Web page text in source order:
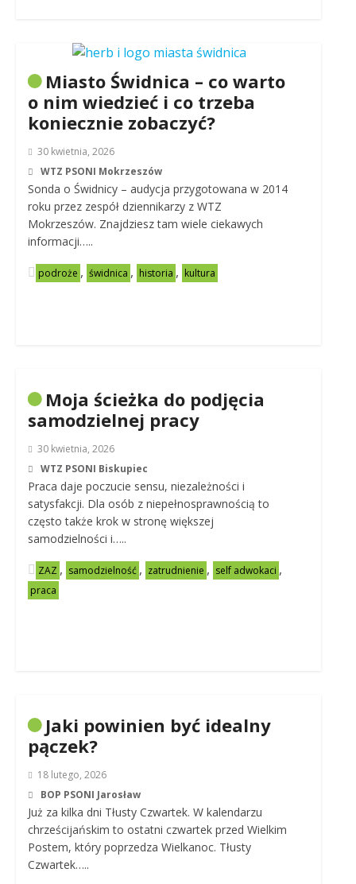
Miasto Świdnica – co warto
o nim wiedzieć i co trzeba
koniecznie zobaczyć?
30 kwietnia, 2026
WTZ PSONI Mokrzeszów
Sonda o Świdnicy – audycja przygotowana w 2014
roku przez zespół dziennikarzy z WTZ
Mokrzeszów. Znajdziesz tam wiele ciekawych
informacji…..
podroże , świdnica , historia , kultura
Moja ścieżka do podjęcia
samodzielnej pracy
30 kwietnia, 2026
WTZ PSONI Biskupiec
Praca daje poczucie sensu, niezależności i
satysfakcji. Dla osób z niepełnosprawnością to
często także krok w stronę większej
samodzielności i…..
ZAZ , samodzielność , zatrudnienie , self adwokaci ,
praca
Jaki powinien być idealny
pączek?
18 lutego, 2026
BOP PSONI Jarosław
Już za kilka dni Tłusty Czwartek. W kalendarzu
chrześcijańskim to ostatni czwartek przed Wielkim
Postem, który poprzedza Wielkanoc. Tłusty
Czwartek…..